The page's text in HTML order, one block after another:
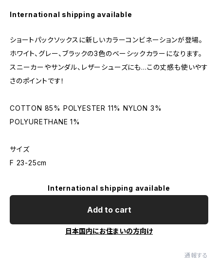
International shipping available
ショートパックソックスに新しいカラーコンビネーションが登場。
ホワイト、グレー、ブラックの3色のベーシックカラーになります。
スニーカーやサンダル、レザーシューズにも…この丈感も使いやす
さのポイントです！
COTTON 85% POLYESTER 11% NYLON 3%
POLYURETHANE 1%
サイズ
F 23-25cm
International shipping available
Add to cart
日本国内にお住まいの方向け
通報する